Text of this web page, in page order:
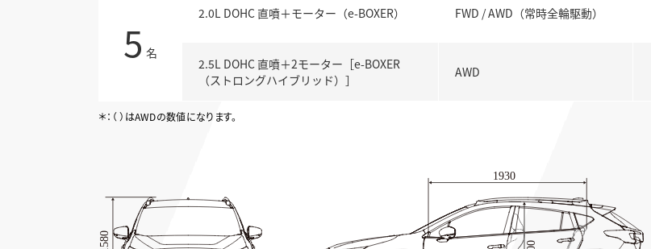
5 名
2.0L DOHC 直噴＋モーター（e-BOXER） FWD / AWD（常時全輪駆動）
2.5L DOHC 直噴＋2モーター［e-BOXER
（ストロングハイブリッド）］
AWD
＊：（ ）はAWDの数値になります。